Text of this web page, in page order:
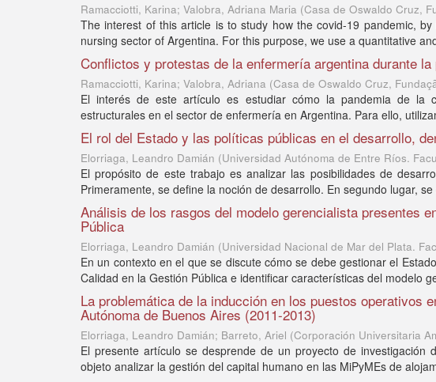
Ramacciotti, Karina; Valobra, Adriana Maria (Casa de Oswaldo Cruz,
The interest of this article is to study how the covid-19 pandemic,
nursing sector of Argentina. For this purpose, we use a quantitative
Conflictos y protestas de la enfermería argentina durante
Ramacciotti, Karina; Valobra, Adriana (Casa de Oswaldo Cruz,
El interés de este artículo es estudiar cómo la pandemia de la
estructurales en el sector de enfermería en Argentina. Para ello,
El rol del Estado y las políticas públicas en el desarrollo,
Elorriaga, Leandro Damián (Universidad Autónoma de Entre Ríos.
El propósito de este trabajo es analizar las posibilidades de
Primeramente, se define la noción de desarrollo. En segundo lugar,
Análisis de los rasgos del modelo gerencialista presentes
Pública
Elorriaga, Leandro Damián (Universidad Nacional de Mar del Plata.
En un contexto en el que se discute cómo se debe gestionar el
Calidad en la Gestión Pública e identificar características del modelo
La problemática de la inducción en los puestos operativos
Autónoma de Buenos Aires (2011-2013)
Elorriaga, Leandro Damián; Barreto, Ariel (Corporación Universitaria
El presente artículo se desprende de un proyecto de
objeto analizar la gestión del capital humano en las MiPyMEs de